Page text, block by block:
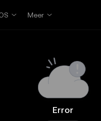
Meer
Error